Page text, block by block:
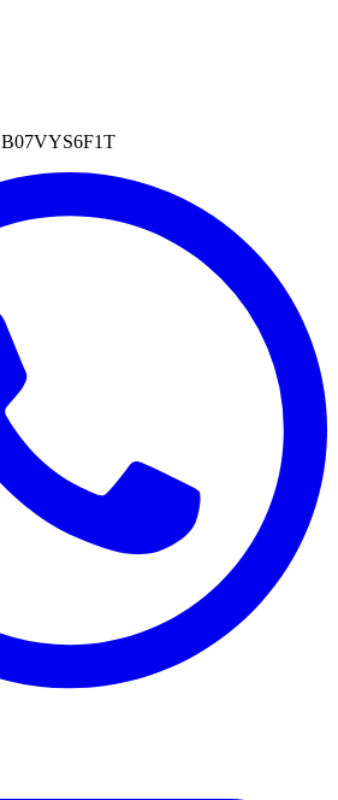
B07VYS6F1T